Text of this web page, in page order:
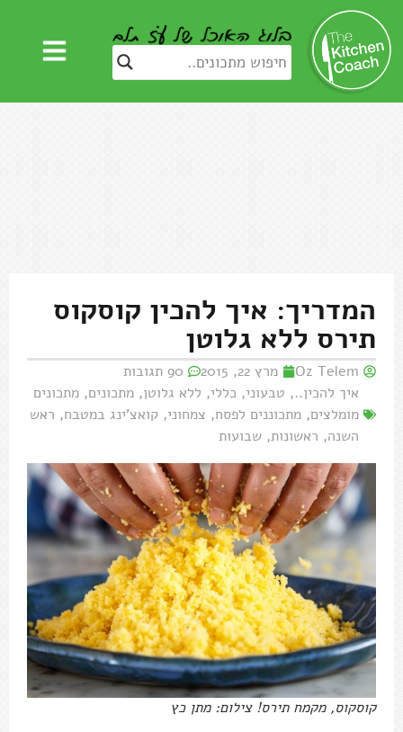
המדריך: איך להכין קוסקוס
תירס ללא גלוטן
Oz Telem מרץ 22, 2015
90 תגובות
איך להכין.., טבעוני, כללי, ללא גלוטן, מתכונים, מתכונים
מומלצים, מתכוננים לפסח, צמחוני, קואצ'ינג במטבח, ראש
השנה, ראשונות, שבועות
קוסקוס, מקמח תירס! צילום: מתן כץ